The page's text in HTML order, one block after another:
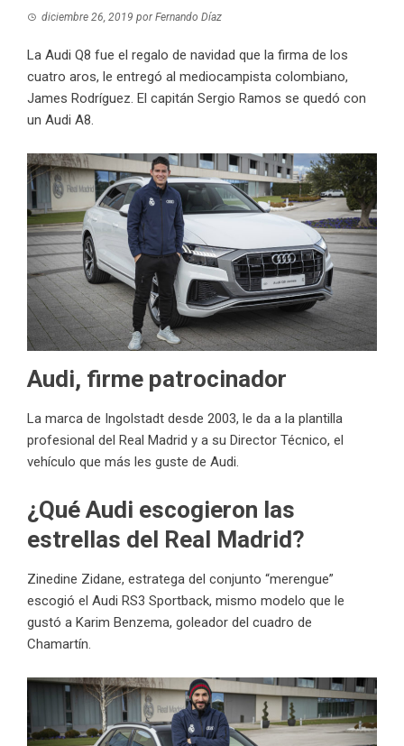
diciembre 26, 2019 porFernando Díaz
La Audi Q8 fue el regalo de navidad que la firma de los
cuatro aros, le entregó al mediocampista colombiano,
James Rodríguez. El capitán Sergio Ramos se quedó con
un Audi A8.
Audi, firme patrocinador
La marca de Ingolstadt desde 2003, le da a la plantilla
profesional del Real Madrid y a su Director Técnico, el
vehículo que más les guste de Audi.
¿Qué Audi escogieron las
estrellas del Real Madrid?
Zinedine Zidane, estratega del conjunto “merengue”
escogió el Audi RS3 Sportback, mismo modelo que le
gustó a Karim Benzema, goleador del cuadro de
Chamartín.